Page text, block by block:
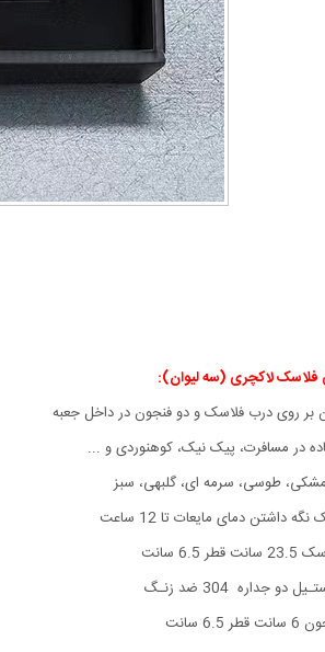
فلاسک لاکچری (سه لیوان):
روی درب فلاسک و دو فنجون در داخل جعبه
در مسافرت، پیک نیک، کوهنوردی و ...
طوسی، سرمه ای، گلبهی، سبز
داشتن دمای مایعات تا 12 ساعت
سانت
جداره 304 ضد زنـگ
سانت